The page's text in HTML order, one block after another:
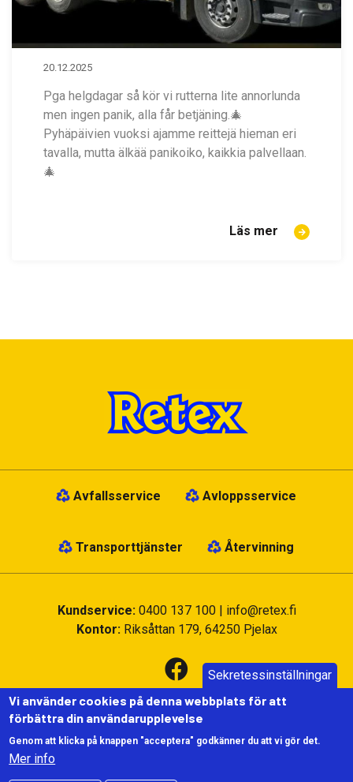
20.12.2025
Pga helgdagar så kör vi rutterna lite annorlunda
men ingen panik, alla får betjäning.🎄
Pyhäpäivien vuoksi ajamme reittejä hieman eri
tavalla, mutta älkää panikoiko, kaikkia palvellaan.
🎄
Läs mer
Avfallsservice Avloppsservice
Transporttjänster Återvinning
Kundservice: 0400 137 100| info@retex.fi
Kontor:Riksåttan 179, 64250 Pjelax
Användning av Cookies
Sekretessinställningar
Vi använder cookies på denna webbplats för att
förbättra din användarupplevelse
Genom att klicka på knappen "acceptera" godkänner du att vi gör det.
Mer info